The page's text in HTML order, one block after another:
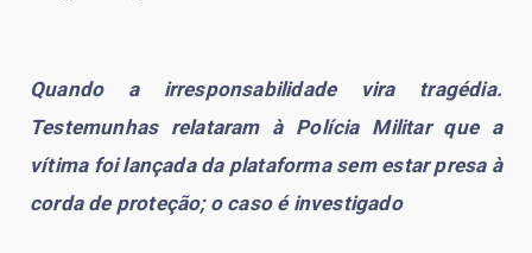
Quando a irresponsabilidade vira tragédia.
Testemunhas relataram à Polícia Militar que a
vítima foi lançada da plataforma sem estar presa à
corda de proteção; o caso é investigado